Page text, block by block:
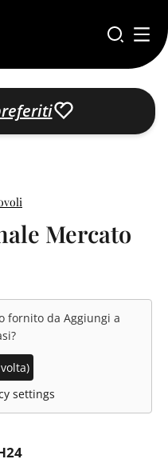
Mercato
fornito da Aggiungi a
?
settings